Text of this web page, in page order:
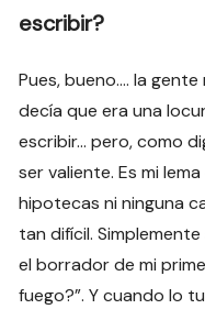
escribir?
Pues, bueno…. la
decía que era una
escribir… pero, como
ser valiente. Es mi
hipotecas ni ninguna
tan difícil.
el borrador de mi
fuego?”. Y cuando lo